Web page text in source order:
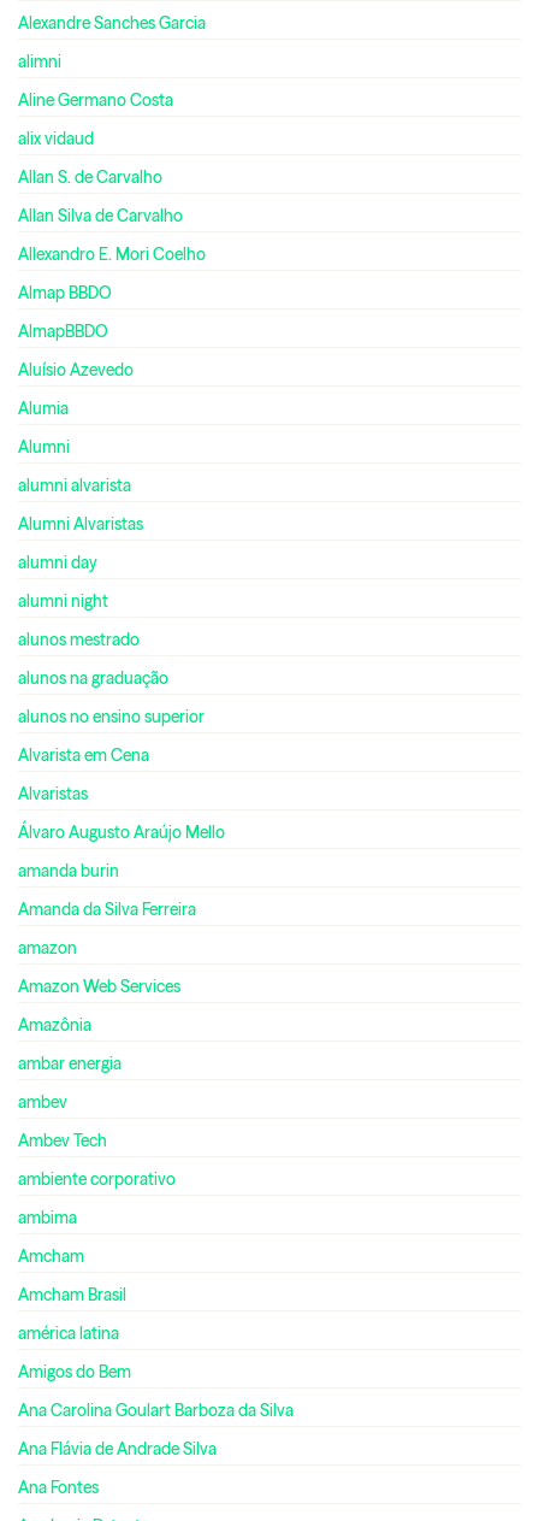
Alexandre Sanches Garcia
alimni
Aline Germano Costa
alix vidaud
Allan S. de Carvalho
Allan Silva de Carvalho
Allexandro E. Mori Coelho
Almap BBDO
AlmapBBDO
Aluísio Azevedo
Alumia
Alumni
alumni alvarista
Alumni Alvaristas
alumni day
alumni night
alunos mestrado
alunos na graduação
alunos no ensino superior
Alvarista em Cena
Alvaristas
Álvaro Augusto Araújo Mello
amanda burin
Amanda da Silva Ferreira
amazon
Amazon Web Services
Amazônia
ambar energia
ambev
Ambev Tech
ambiente corporativo
ambima
Amcham
Amcham Brasil
américa latina
Amigos do Bem
Ana Carolina Goulart Barboza da Silva
Ana Flávia de Andrade Silva
Ana Fontes